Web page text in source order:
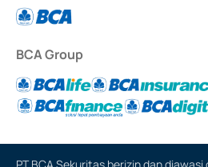
BCA Group